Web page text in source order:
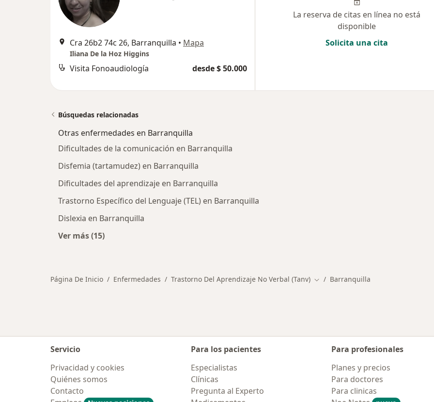
Cra 26b2 74c 26, Barranquilla • Mapa
Iliana De la Hoz Higgins
Visita Fonoaudiología desde $ 50.000
La reserva de citas en línea no está
disponible
Solicita una cita
Búsquedas relacionadas
Otras enfermedades en Barranquilla
Dificultades de la comunicación en Barranquilla
Disfemia (tartamudez) en Barranquilla
Dificultades del aprendizaje en Barranquilla
Trastorno Específico del Lenguaje (TEL) en Barranquilla
Dislexia en Barranquilla
Ver más (15)
Página De Inicio Enfermedades Trastorno Del Aprendizaje No Verbal (Tanv) Cambiar de ciudad
Barranquilla
Servicio
Privacidad y cookies
Quiénes somos
Contacto
Para los pacientes
Especialistas
Clínicas
Pregunta al Experto
Para profesionales
Planes y precios
Para doctores
Para clinicas